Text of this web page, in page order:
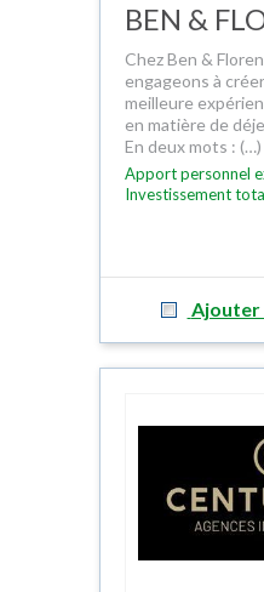
BEN &
Chez Ben &
engageons à
meilleure
en matière de
En deux mots : (…)
Apport personnel
Investissement
Ajouter